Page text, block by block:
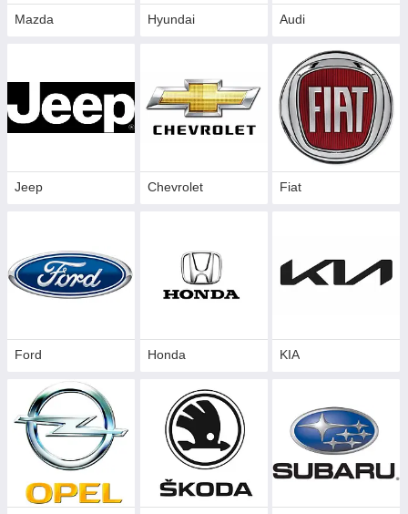
Mazda Hyundai Audi
Jeep Chevrolet Fiat
Ford Honda KIA